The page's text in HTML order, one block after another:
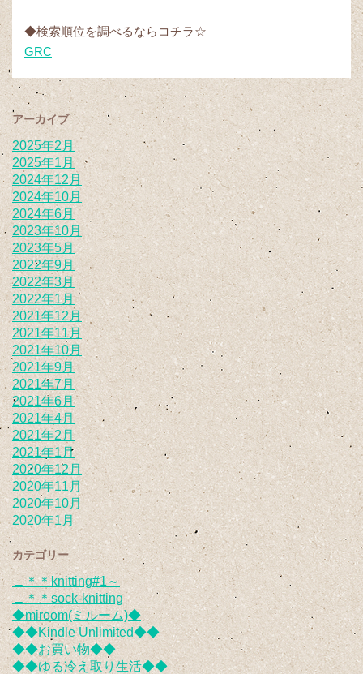
◆検索順位を調べるならコチラ☆
GRC
アーカイブ
2025年2月
2025年1月
2024年12月
2024年10月
2024年6月
2023年10月
2023年5月
2022年9月
2022年3月
2022年1月
2021年12月
2021年11月
2021年10月
2021年9月
2021年7月
2021年6月
2021年4月
2021年2月
2021年1月
2020年12月
2020年11月
2020年10月
2020年1月
カテゴリー
∟＊＊knitting#1～
∟＊＊sock-knitting
◆miroom(ミルーム)◆
◆◆Kindle Unlimited◆◆
◆◆お買い物◆◆
◆◆ゆる冷え取り生活◆◆